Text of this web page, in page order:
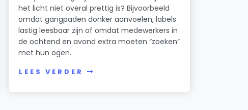
het licht niet overal prettig is? Bijvoorbeeld
omdat gangpaden donker aanvoelen, labels
lastig leesbaar zijn of omdat medewerkers in
de ochtend en avond extra moeten “zoeken”
met hun ogen.
LEES VERDER